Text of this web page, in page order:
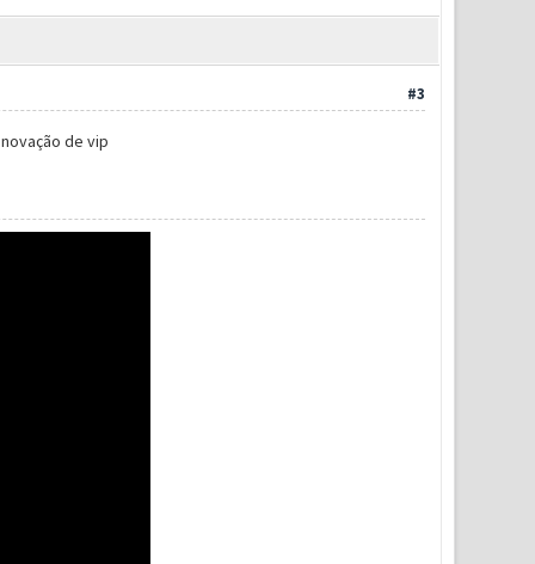
#3
de vip